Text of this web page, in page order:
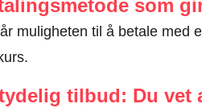
som
muligheten til å betale med
tilbud: Du vet